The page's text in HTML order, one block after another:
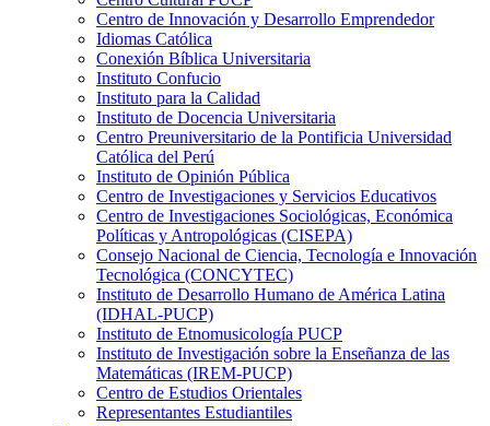
Centro de Innovación y Desarrollo Emprendedor
Idiomas Católica
Conexión Bíblica Universitaria
Instituto Confucio
Instituto para la Calidad
Instituto de Docencia Universitaria
Centro Preuniversitario de la Pontificia Universidad
Católica del Perú
Instituto de Opinión Pública
Centro de Investigaciones y Servicios Educativos
Centro de Investigaciones Sociológicas, Económica
Políticas y Antropológicas (CISEPA)
Consejo Nacional de Ciencia, Tecnología e Innovación
Tecnológica (CONCYTEC)
Instituto de Desarrollo Humano de América Latina
(IDHAL-PUCP)
Instituto de Etnomusicología PUCP
Instituto de Investigación sobre la Enseñanza de las
Matemáticas (IREM-PUCP)
Centro de Estudios Orientales
Representantes Estudiantiles